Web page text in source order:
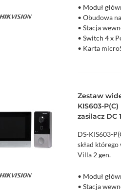
• Moduł
• Obudowa
• Stacja
• Switch 4 x
• Karta
Zestaw
KIS603-P(C)
zasilacz DC
DS-KIS603-
skład
Villa 2 gen.
• Moduł
• Stacja